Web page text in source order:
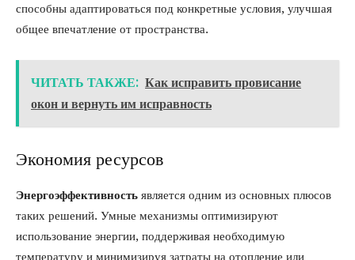
способны адаптироваться под конкретные условия, улучшая
общее впечатление от пространства.
ЧИТАТЬ ТАКЖЕ: Как исправить провисание
окон и вернуть им исправность
Экономия ресурсов
Энергоэффективность является одним из основных плюсов
таких решений. Умные механизмы оптимизируют
использование энергии, поддерживая необходимую
температуру и минимизируя затраты на отопление или